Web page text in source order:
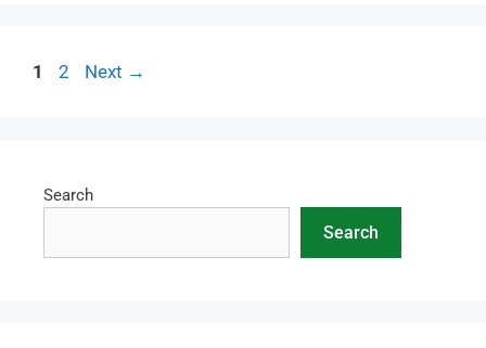
Page
1 Page
2 Next →
Search
Search